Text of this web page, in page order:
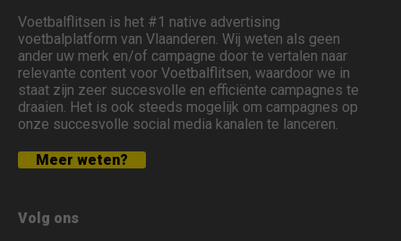
Voetbalflitsen is het #1 native advertising
voetbalplatform van Vlaanderen. Wij weten als geen
ander uw merk en/of campagne door te vertalen naar
relevante content voor Voetbalflitsen, waardoor we in
staat zijn zeer succesvolle en efficiënte campagnes te
draaien. Het is ook steeds mogelijk om campagnes op
onze succesvolle social media kanalen te lanceren.
Meer weten?
Volg ons